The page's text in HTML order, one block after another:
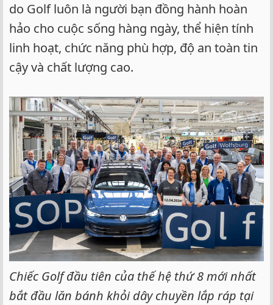
do Golf luôn là người bạn đồng hành hoàn
hảo cho cuộc sống hàng ngày, thể hiện tính
linh hoạt, chức năng phù hợp, độ an toàn tin
cậy và chất lượng cao.
Chiếc Golf đầu tiên của thế hệ thứ 8 mới nhất
bắt đầu lăn bánh khỏi dây chuyền lắp ráp tại